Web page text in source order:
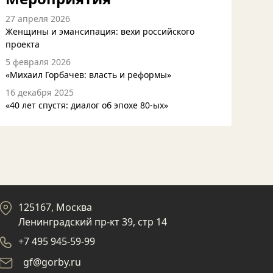
27 апреля 2026
Женщины и эмансипация: вехи российского
проекта
5 февраля 2026
«Михаил Горбачев: власть и реформы»
16 декабря 2025
«40 лет спустя: диалог об эпохе 80-ых»
125167, Москва
Ленинградский пр-кт 39, стр 14
+7 495 945-59-99
gf@gorby.ru